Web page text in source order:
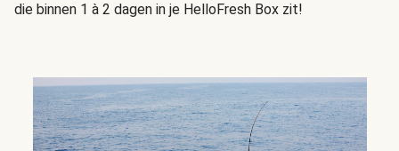
die binnen 1 à 2 dagen in je HelloFresh Box zit!